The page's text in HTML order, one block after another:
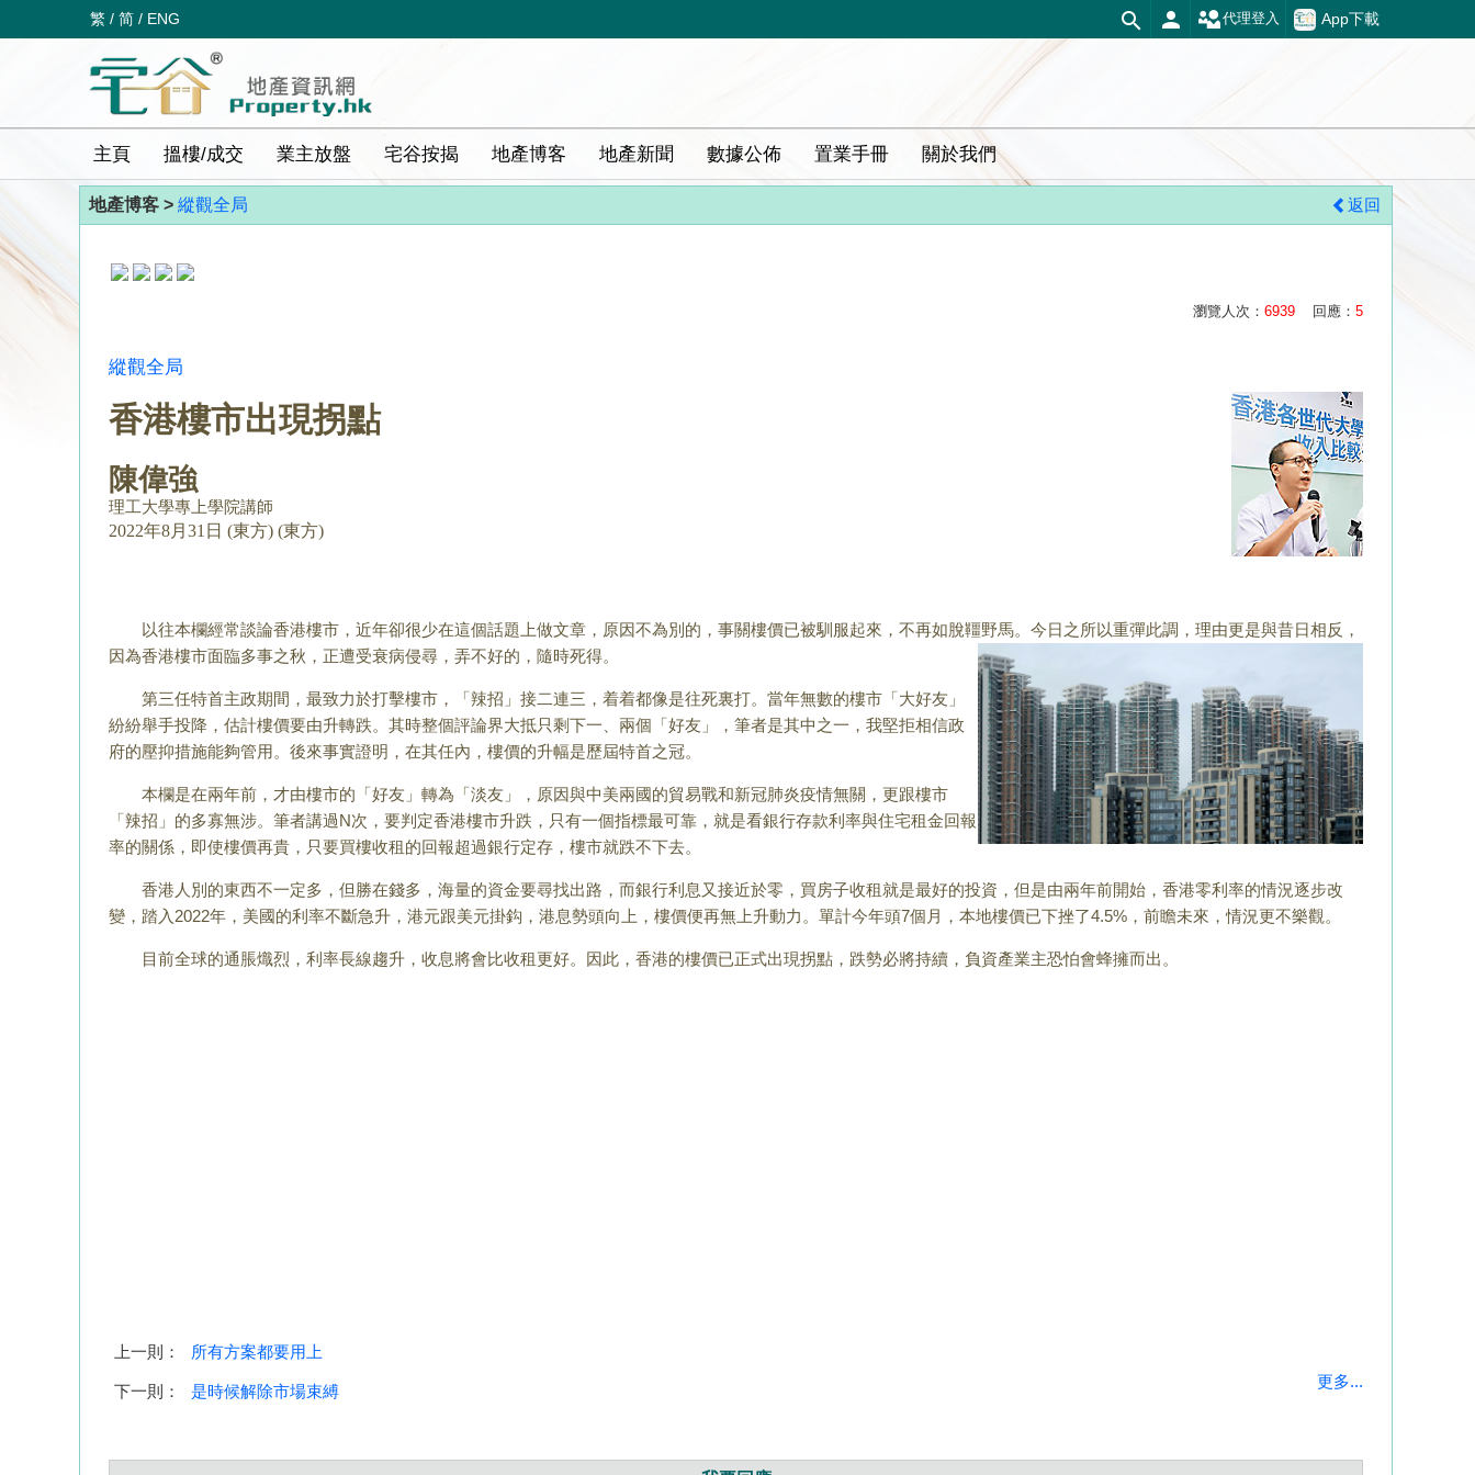
繁 / 简 / ENG App下載
代理登入
主頁 搵樓/成交 業主放盤 宅谷按揭 地產博客 地產新聞 數據公佈 置業手冊 關於我們
地產博客 > 縱觀全局 返回
瀏覽人次： 6939 回應： 5
縱觀全局
香港樓市出現拐點
陳偉強
理工大學專上學院講師
2022年8月31日 (東方) (東方)
以往本欄經常談論香港樓市，近年卻很少在這個話題上做文章，原因不為別的，事關樓價已被馴服起來，不再如脫韁野馬。今日之所以重彈此調，理由更是與昔日相反，
因為香港樓市面臨多事之秋，正遭受衰病侵尋，弄不好的，隨時死得。
第三任特首主政期間，最致力於打擊樓市，「辣招」接二連三，着着都像是往死裏打。當年無數的樓市「大好友」
紛紛舉手投降，估計樓價要由升轉跌。其時整個評論界大抵只剩下一、兩個「好友」，筆者是其中之一，我堅拒相信政
府的壓抑措施能夠管用。後來事實證明，在其任內，樓價的升幅是歷屆特首之冠。
本欄是在兩年前，才由樓市的「好友」轉為「淡友」，原因與中美兩國的貿易戰和新冠肺炎疫情無關，更跟樓市
「辣招」的多寡無涉。筆者講過N次，要判定香港樓市升跌，只有一個指標最可靠，就是看銀行存款利率與住宅租金回報
率的關係，即使樓價再貴，只要買樓收租的回報超過銀行定存，樓市就跌不下去。
香港人別的東西不一定多，但勝在錢多，海量的資金要尋找出路，而銀行利息又接近於零，買房子收租就是最好的投資，但是由兩年前開始，香港零利率的情況逐步改
變，踏入2022年，美國的利率不斷急升，港元跟美元掛鈎，港息勢頭向上，樓價便再無上升動力。單計今年頭7個月，本地樓價已下挫了4.5%，前瞻未來，情況更不樂觀。
目前全球的通脹熾烈，利率長線趨升，收息將會比收租更好。因此，香港的樓價已正式出現拐點，跌勢必將持續，負資產業主恐怕會蜂擁而出。
上一則： 所有方案都要用上
下一則： 是時候解除市場束縛
更多...